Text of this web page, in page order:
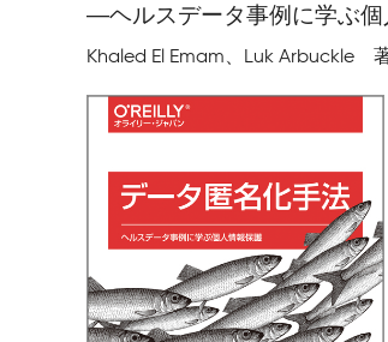
―ヘルスデータ事例に学ぶ個
Khaled El Emam、Luk Arbuckle